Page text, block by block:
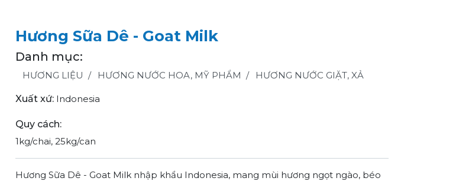
Hương Sữa Dê - Goat Milk
Danh mục:
HƯƠNG LIỆU HƯƠNG NƯỚC HOA, MỸ PHẨM HƯƠNG NƯỚC GIẶT, XẢ
Xuất xứ: Indonesia
Quy cách:
1kg/chai, 25kg/can
Hương Sữa Dê - Goat Milk nhập khẩu Indonesia, mang mùi hương ngọt ngào, béo